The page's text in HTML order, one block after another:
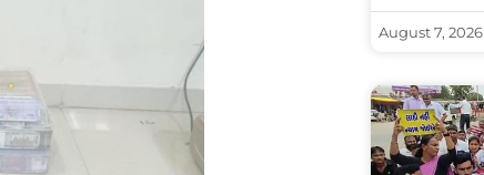
August 7, 2026